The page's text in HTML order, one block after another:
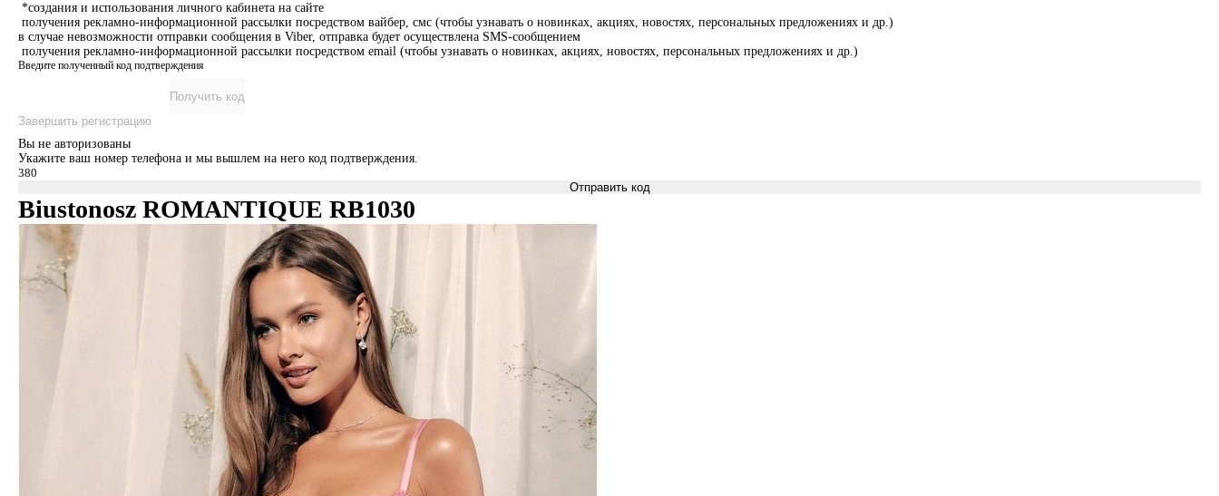
*создания и использования личного кабинета на сайте
получения рекламно-информационной рассылки посредством вайбер, смс (чтобы узнавать о новинках, акциях, новостях, персональных предложениях и др.)
в случае невозможности отправки сообщения в Viber, отправка будет осуществлена SMS-сообщением
получения рекламно-информационной рассылки посредством email (чтобы узнавать о новинках, акциях, новостях, персональных предложениях и др.)
Введите полученный код подтверждения
Получить код
Завершить регистрацию
Вы не авторизованы
Укажите ваш номер телефона и мы вышлем на него код подтверждения.
Отправить код
Biustonosz ROMANTIQUE RB1030